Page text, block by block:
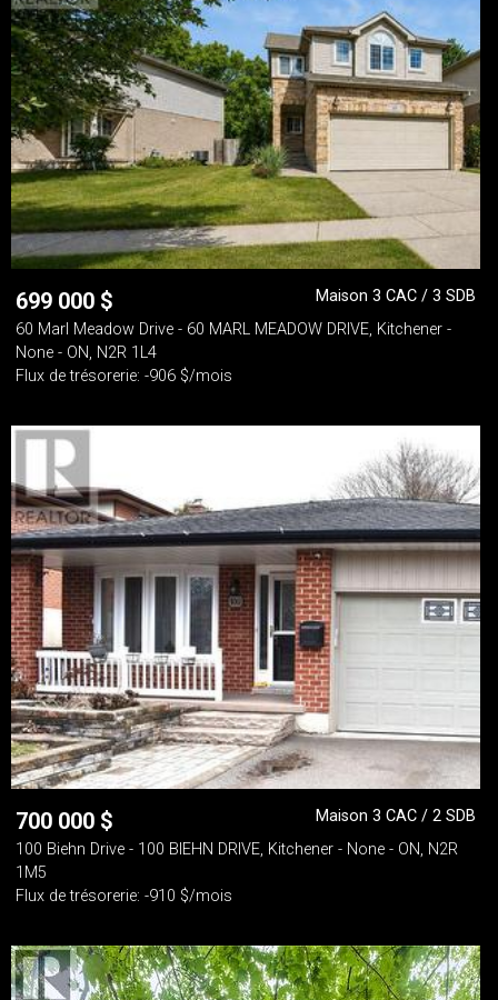
699 000 $
Maison 3 CAC / 3 SDB
60 Marl Meadow Drive - 60 MARL MEADOW DRIVE, Kitchener -
None - ON, N2R 1L4
Flux de trésorerie: -906 $/mois
700 000 $
Maison 3 CAC / 2 SDB
100 Biehn Drive - 100 BIEHN DRIVE, Kitchener - None - ON, N2R
1M5
Flux de trésorerie: -910 $/mois